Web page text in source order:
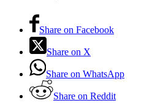
Share on Facebook
Share on X
Share on WhatsApp
Share on Reddit